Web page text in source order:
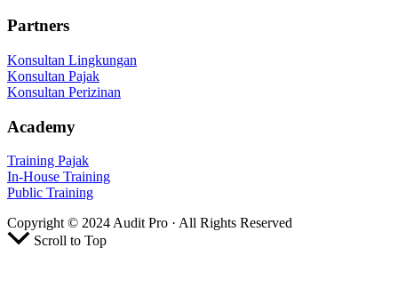
Partners
Konsultan Lingkungan
Konsultan Pajak
Konsultan Perizinan
Academy
Training Pajak
In-House Training
Public Training
Copyright © 2024 Audit Pro · All Rights Reserved
Scroll to Top